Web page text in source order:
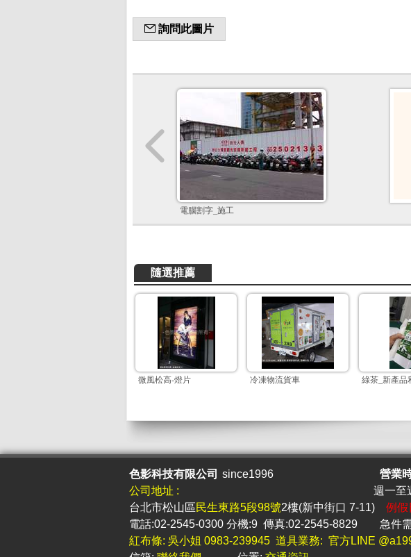
詢問此圖片
電腦割字_施工
隨選推薦
微風松高-燈片 冷凍物流貨車 綠茶_新產品
色影科技有限公司 since1996 營業
公司地址 :
週一
台北市松山區民生東路5段98號2樓(新中街口 7-11) 例假
電話:02-2545-0300 分機:9 傳真:02-2545-8829 急件
紅布條: 吳小姐 0983-239945 道具業務: 官方LINE